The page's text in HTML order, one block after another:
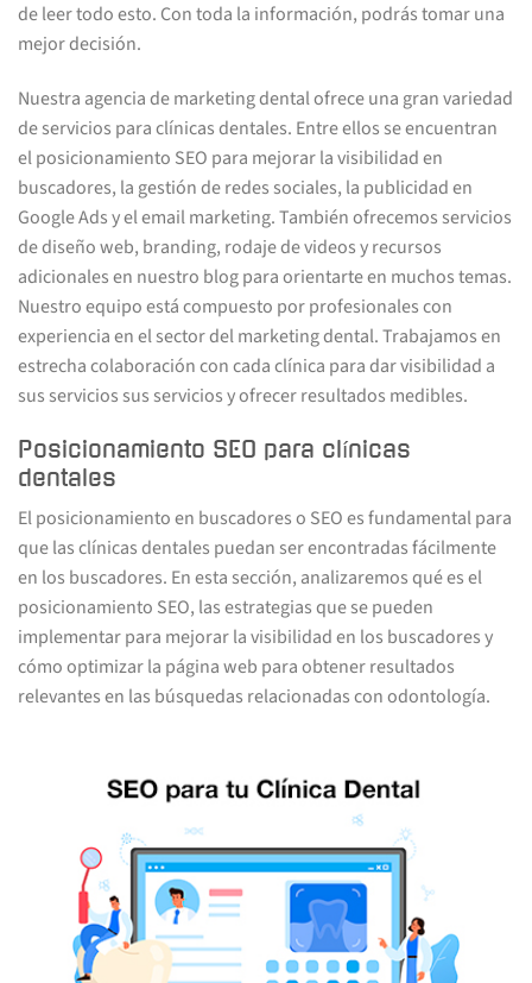
de leer todo esto. Con toda la información, podrás tomar una
mejor decisión.
Nuestra agencia de marketing dental ofrece una gran variedad
de servicios para clínicas dentales. Entre ellos se encuentran
el posicionamiento SEO para mejorar la visibilidad en
buscadores, la gestión de redes sociales, la publicidad en
Google Ads y el email marketing. También ofrecemos servicios
de diseño web, branding, rodaje de videos y recursos
adicionales en nuestro blog para orientarte en muchos temas.
Nuestro equipo está compuesto por profesionales con
experiencia en el sector del marketing dental. Trabajamos en
estrecha colaboración con cada clínica para dar visibilidad a
sus servicios sus servicios y ofrecer resultados medibles.
Posicionamiento SEO para clínicas
dentales
El posicionamiento en buscadores o SEO es fundamental para
que las clínicas dentales puedan ser encontradas fácilmente
en los buscadores. En esta sección, analizaremos qué es el
posicionamiento SEO, las estrategias que se pueden
implementar para mejorar la visibilidad en los buscadores y
cómo optimizar la página web para obtener resultados
relevantes en las búsquedas relacionadas con odontología.